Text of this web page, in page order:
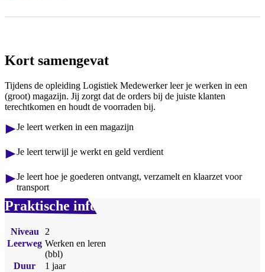
Kort samengevat
Tijdens de opleiding Logistiek Medewerker leer je werken in een
(groot) magazijn. Jij zorgt dat de orders bij de juiste klanten
terechtkomen en houdt de voorraden bij.
Je leert werken in een magazijn
Je leert terwijl je werkt en geld verdient
Je leert hoe je goederen ontvangt, verzamelt en klaarzet voor
transport
Praktische info
Niveau
2
Leerweg Werken en leren
(bbl)
Duur
1 jaar